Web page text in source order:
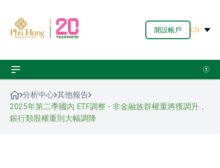
開設帳戶 CN
分析中心 其他報告
2025年第二季國內 ETF調整 - 非金融族群權重將獲調升，
銀行類股權重則大幅調降